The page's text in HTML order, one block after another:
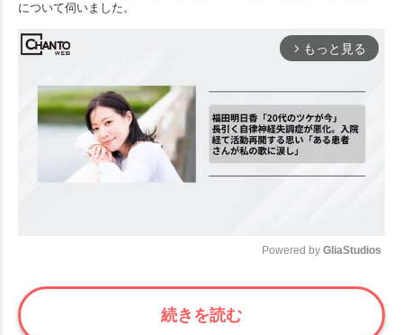
について伺いました。
arrow_forward_ios もっと見る
Mute
Powered by GliaStudios
続きを読む